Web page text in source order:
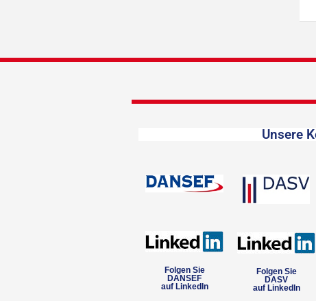
Unsere
Folgen Sie
DANSEF
auf LinkedIn
Folgen Sie
DASV
auf LinkedIn